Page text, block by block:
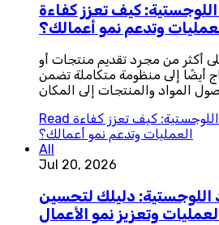
كيف تعزز كفاءة
وتدعم نمو أعمالك؟
أكثر من مجرد تقديم منتجات أو
أيضًا إلى منظومة متكاملة تضمن
المواد والمنتجات إلى المكان
Read كيف تعزز كفاءة
العمليات وتدعم نمو أعمالك؟
All
Jul 20, 2026
اللوجستية: دليلك لتحسين
وتعزيز نمو الأعمال